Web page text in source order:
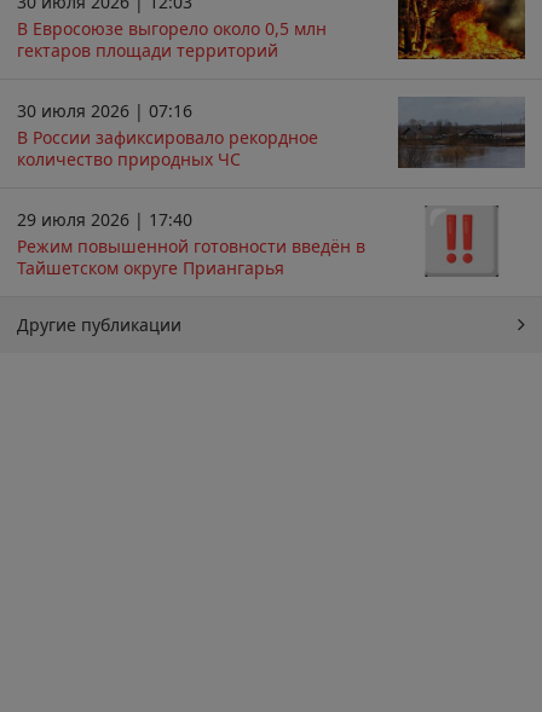
В Евросоюзе выгорело около 0,5 млн
гектаров площади территорий
30 июля 2026 | 07:16
В России зафиксировало рекордное
количество природных ЧС
29 июля 2026 | 17:40
Режим повышенной готовности введён в
Тайшетском округе Приангарья
Другие публикации